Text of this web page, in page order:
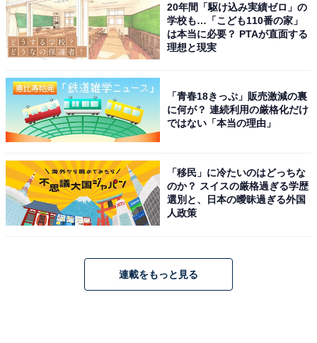
両キャンペーンでもらえるドリンクは、スカイガーデン
内にある「スカイカフェ」で引き換えできます。生ビー
ル、ハイボール、レモンサワー、ソフトドリンク、
が選べます。
限定ドリンク「空庭慈雨（くうていじう）」は、2022年
に登場。両キャンペーンを実施している間にしか提供さ
爽やかなラムネ風味のソーダに、雲をイメージしたカル
20年間「駆け込み実績ゼロ」の
学校も…「こども110番の家」
は本当に必要？ PTAが直面する
理想と現実
「青春18きっぷ」販売激減の裏
に何が？ 連続利用の厳格化だけ
ではない「本当の理由」
「移民」に冷たいのはどっちな
のか？ スイスの厳格過ぎる学歴
選別と、日本の曖昧過ぎる外国
人政策
連載をもっと見る